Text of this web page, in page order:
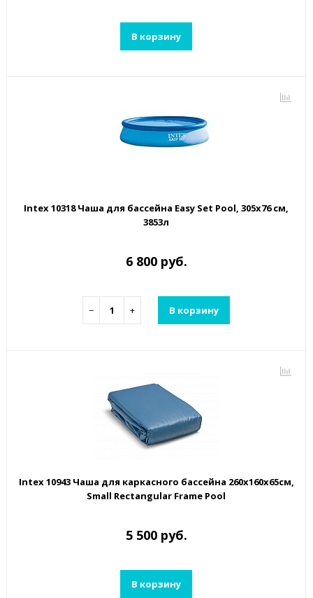
В корзину
Intex 10318 Чаша для бассейна Easy Set Pool, 305x76 см,
3853л
6 800 руб.
− + В корзину
Intex 10943 Чаша для каркасного бассейна 260х160х65см,
Small Rectangular Frame Pool
5 500 руб.
В корзину